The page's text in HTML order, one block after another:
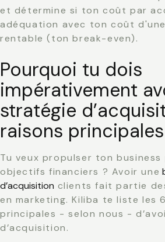
et détermine si ton coût par
adéquation avec ton coût
rentable (ton break-even).
Pourquoi tu dois
impérativement
stratégie
raisons principales
Tu veux propulser ton
objectifs financiers ? Avoir une
d’acquisition clients fait partie
en marketing. Kiliba te liste les
principales - selon nous -
d’acquisition.